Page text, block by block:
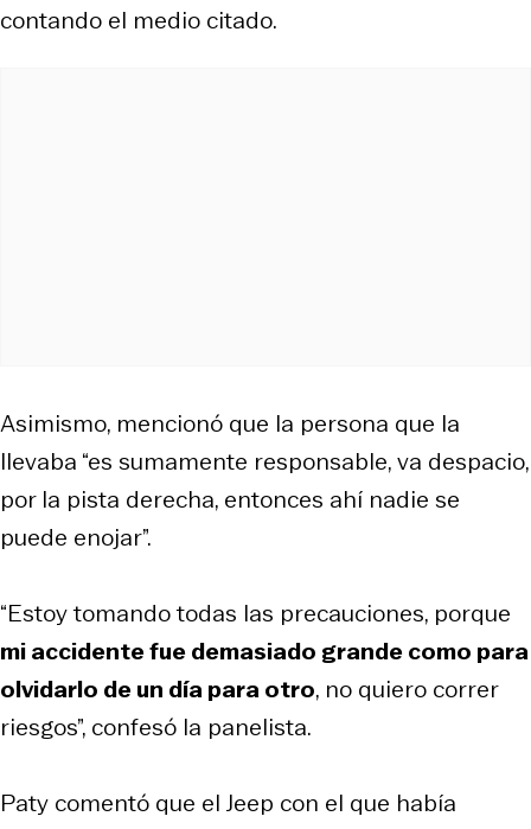
contando el medio citado.
Asimismo, mencionó que la persona que la
llevaba “es sumamente responsable, va despacio,
por la pista derecha, entonces ahí nadie se
puede enojar”.
“Estoy tomando todas las precauciones, porque
mi accidente fue demasiado grande como para
olvidarlo de un día para otro, no quiero correr
riesgos”, confesó la panelista.
Paty comentó que el Jeep con el que había